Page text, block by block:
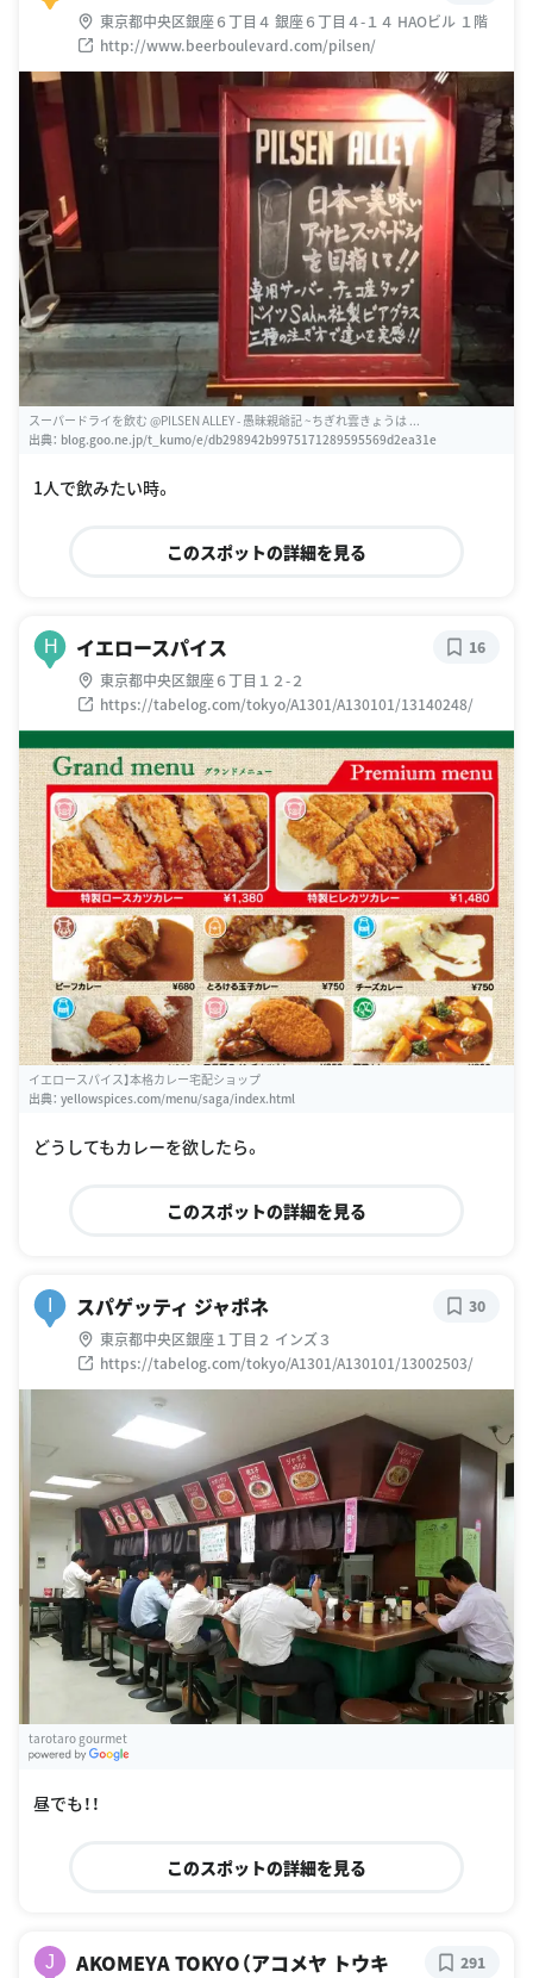
東京都中央区銀座６丁目４ 銀座６丁目４-１４ HAOビル １階
http://www.beerboulevard.com/pilsen/
スーパードライを飲む @PILSEN ALLEY - 愚昧親爺記 ~ちぎれ雲きょうは ...
出典： blog.goo.ne.jp/t_kumo/e/db298942b9975171289595569d2ea31e
1人で飲みたい時。
このスポットの詳細を見る
H イエロースパイス
東京都中央区銀座６丁目１２-２
https://tabelog.com/tokyo/A1301/A130101/13140248/
16
イエロースパイス】本格カレー宅配ショップ
出典： yellowspices.com/menu/saga/index.html
どうしてもカレーを欲したら。
このスポットの詳細を見る
I スパゲッティ ジャポネ
東京都中央区銀座１丁目２ インズ３
https://tabelog.com/tokyo/A1301/A130101/13002503/
30
tarotaro gourmet
昼でも！！
このスポットの詳細を見る
J AKOMEYA TOKYO（アコメヤ トウキ 291